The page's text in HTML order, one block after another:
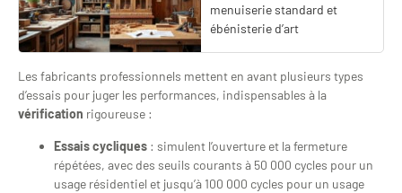
menuiserie standard et
ébénisterie d’art
Les fabricants professionnels mettent en avant plusieurs types
d’essais pour juger les performances, indispensables à la
vérification rigoureuse :
Essais cycliques : simulent l’ouverture et la fermeture
répétées, avec des seuils courants à 50 000 cycles pour un
usage résidentiel et jusqu’à 100 000 cycles pour un usage